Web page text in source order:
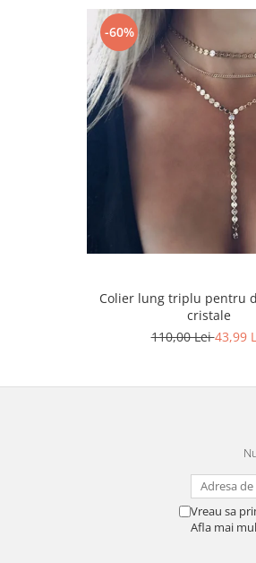
-60%
Colier lung triplu pentru
cristale
110,00 Lei43,99
Vreau sa
Afla mai